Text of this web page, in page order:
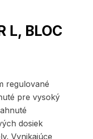
L, BLOC
regulované
pre vysoký
dosiek
Vynikajúce